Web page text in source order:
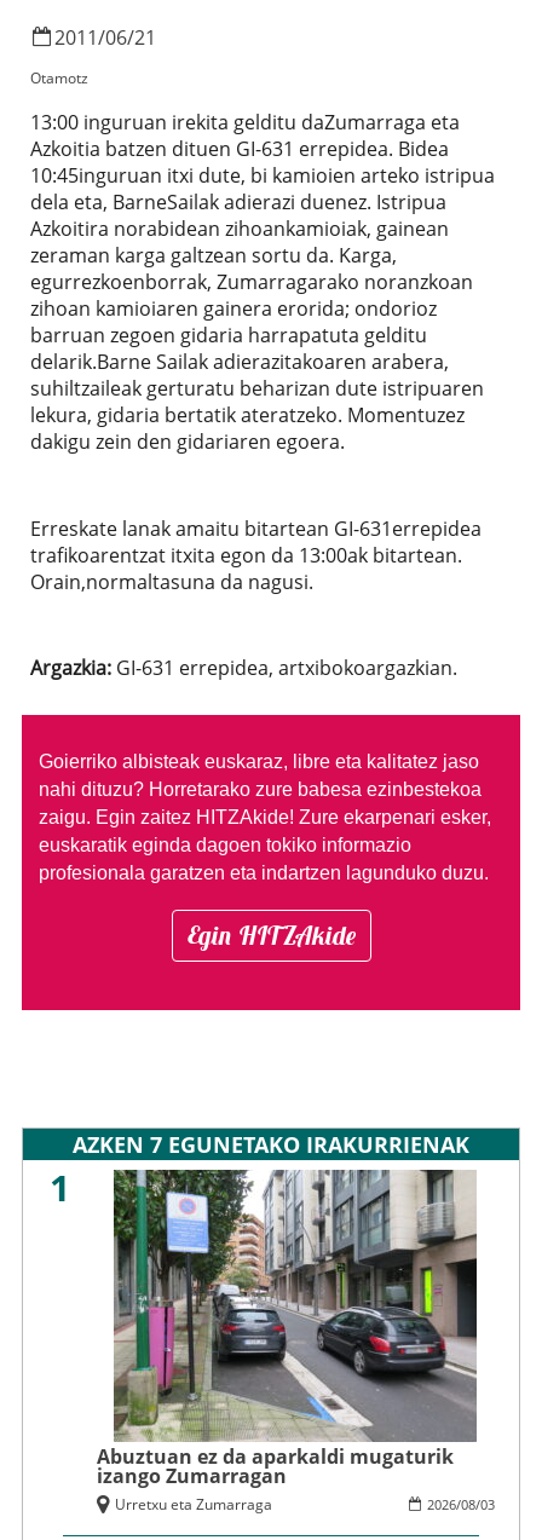
2011/06/21
Otamotz
13:00 inguruan irekita gelditu daZumarraga eta
Azkoitia batzen dituen GI-631 errepidea. Bidea
10:45inguruan itxi dute, bi kamioien arteko istripua
dela eta, BarneSailak adierazi duenez. Istripua
Azkoitira norabidean zihoankamioiak, gainean
zeraman karga galtzean sortu da. Karga,
egurrezkoenborrak, Zumarragarako noranzkoan
zihoan kamioiaren gainera erorida; ondorioz
barruan zegoen gidaria harrapatuta gelditu
delarik.Barne Sailak adierazitakoaren arabera,
suhiltzaileak gerturatu beharizan dute istripuaren
lekura, gidaria bertatik ateratzeko. Momentuzez
dakigu zein den gidariaren egoera.
Erreskate lanak amaitu bitartean GI-631errepidea
trafikoarentzat itxita egon da 13:00ak bitartean.
Orain,normaltasuna da nagusi.
Argazkia:GI-631 errepidea, artxibokoargazkian.
Goierriko albisteak euskaraz, libre eta kalitatez jaso
nahi dituzu? Horretarako zure babesa ezinbestekoa
zaigu. Egin zaitez HITZAkide! Zure ekarpenari esker,
euskaratik eginda dagoen tokiko informazio
profesionala garatzen eta indartzen lagunduko duzu.
Egin HITZAkide
AZKEN 7 EGUNETAKO IRAKURRIENAK
1
Abuztuan ez da aparkaldi mugaturik
izango Zumarragan
2026/08/03
Urretxu eta Zumarraga